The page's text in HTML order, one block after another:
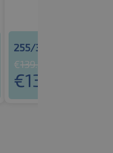
255/35R22 99Y
€139.26
€136.48